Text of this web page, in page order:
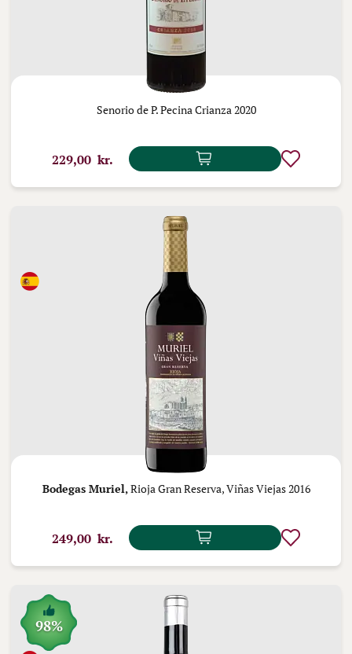
Senorio de P. Pecina Crianza 2020
229,00 kr.
Bodegas Muriel,Rioja Gran Reserva, Viñas Viejas 2016
249,00 kr.
98%